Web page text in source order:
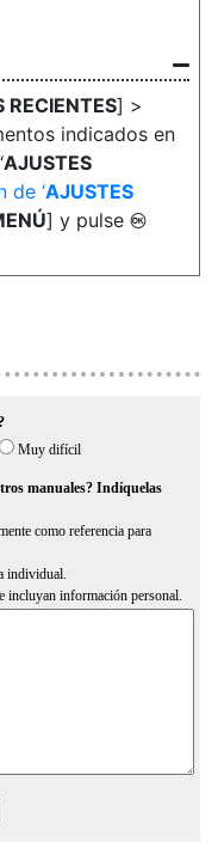
RECIENTES] >
indicados en
AJUSTES
de ‘AJUSTES
] y pulse J